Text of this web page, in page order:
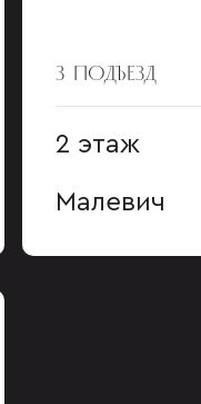
3 ПОДЪЕЗД
2 этаж
Малевич